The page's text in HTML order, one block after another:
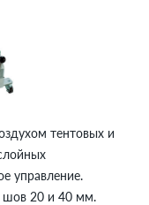
тентовых и
управление.
шов 20 и 40 мм.